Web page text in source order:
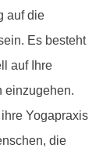
auf die
Es besteht
auf Ihre
einzugehen.
Yogapraxis
die